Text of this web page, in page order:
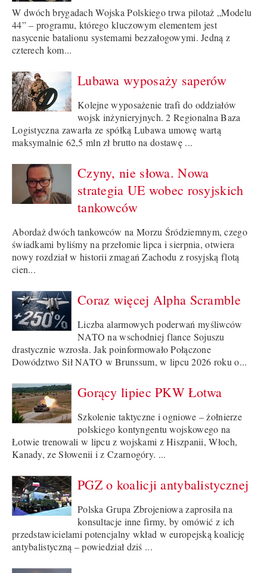
W dwóch brygadach Wojska Polskiego trwa pilotaż „Modelu
44” – programu, którego kluczowym elementem jest
nasycenie batalionu systemami bezzałogowymi. Jedną z
czterech kom...
Lubawa wyposaży saperów
Kolejne wyposażenie trafi do oddziałów
wojsk inżynieryjnych. 2 Regionalna Baza
Logistyczna zawarła ze spółką Lubawa umowę wartą
maksymalnie 62,5 mln zł brutto na dostawę ...
Czyny, nie słowa. Nowa
strategia UE wobec rosyjskich
tankowców
Abordaż dwóch tankowców na Morzu Śródziemnym, czego
świadkami byliśmy na przełomie lipca i sierpnia, otwiera
nowy rozdział w historii zmagań Zachodu z rosyjską flotą
cien...
Coraz więcej Alpha Scramble
Liczba alarmowych poderwań myśliwców
NATO na wschodniej flance Sojuszu
drastycznie wzrosła. Jak poinformowało Połączone
Dowództwo Sił NATO w Brunssum, w lipcu 2026 roku o...
Gorący lipiec PKW Łotwa
Szkolenie taktyczne i ogniowe – żołnierze
polskiego kontyngentu wojskowego na
Łotwie trenowali w lipcu z wojskami z Hiszpanii, Włoch,
Kanady, ze Słowenii i z Czarnogóry. ...
PGZ o koalicji antybalistycznej
Polska Grupa Zbrojeniowa zaprosiła na
konsultacje inne firmy, by omówić z ich
przedstawicielami potencjalny wkład w europejską koalicję
antybalistyczną – powiedział dziś ...